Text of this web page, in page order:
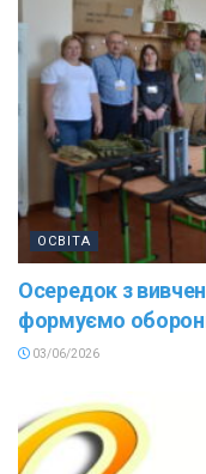
ОСВІТА
Осередок з
формуємо
03/06/2026